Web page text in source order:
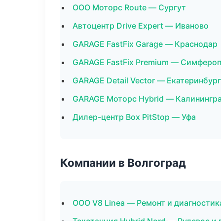
ООО Моторс Route — Сургут
Автоцентр Drive Expert — Иваново
GARAGE FastFix Garage — Краснодар
GARAGE FastFix Premium —
GARAGE Detail Vector — Екатеринбург
GARAGE Моторс Hybrid —
Дилер-центр Box PitStop — Уфа
Компании в Волгоград
ООО V8 Linea — Ремонт и